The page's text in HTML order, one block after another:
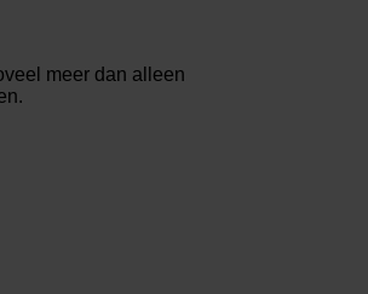
meer dan alleen